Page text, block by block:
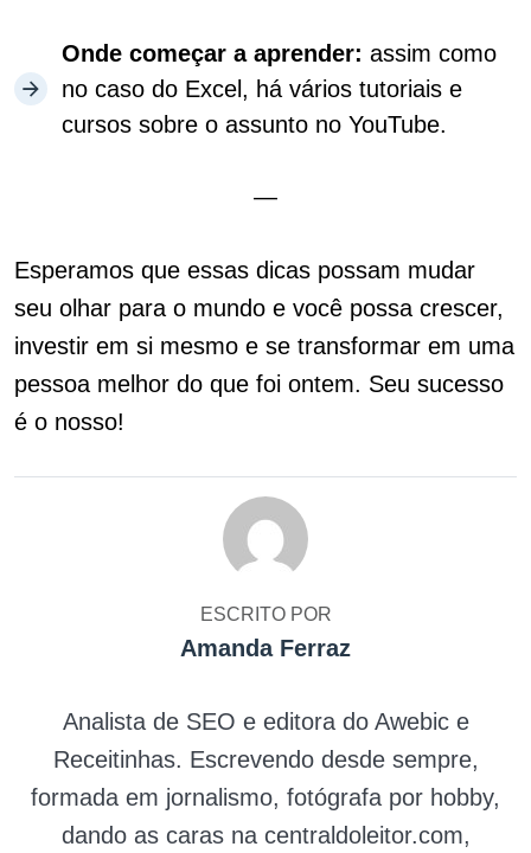
Onde começar a aprender: assim como
no caso do Excel, há vários tutoriais e
cursos sobre o assunto no YouTube.
—
Esperamos que essas dicas possam mudar
seu olhar para o mundo e você possa crescer,
investir em si mesmo e se transformar em uma
pessoa melhor do que foi ontem. Seu sucesso
é o nosso!
ESCRITO POR
Amanda Ferraz
Analista de SEO e editora do Awebic e
Receitinhas. Escrevendo desde sempre,
formada em jornalismo, fotógrafa por hobby,
dando as caras na centraldoleitor.com,